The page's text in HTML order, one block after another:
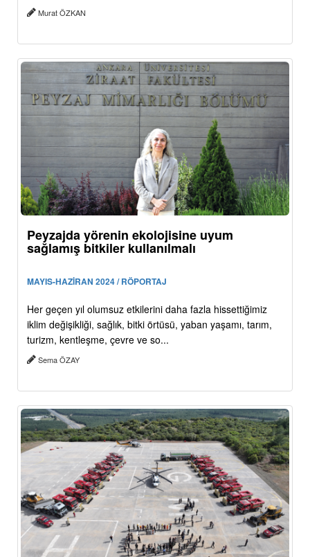
Murat ÖZKAN
Peyzajda yörenin ekolojisine uyum
sağlamış bitkiler kullanılmalı
MAYIS-HAZİRAN 2024 / RÖPORTAJ
Her geçen yıl olumsuz etkilerini daha fazla hissettiğimiz
iklim değişikliği, sağlık, bitki örtüsü, yaban yaşamı, tarım,
turizm, kentleşme, çevre ve so...
Sema ÖZAY